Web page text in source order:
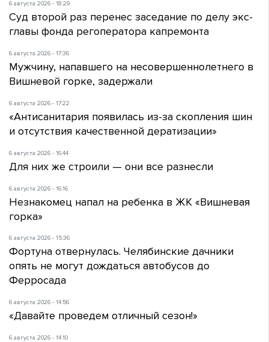
6 августа 2026 - 18:29
Суд второй раз перенес заседание по делу экс-
главы фонда регоператора капремонта
6 августа 2026 - 17:36
Мужчину, напавшего на несовершеннолетнего в
Вишневой горке, задержали
6 августа 2026 - 17:22
«Антисанитария появилась из-за скопления шин
и отсутствия качественной дератизации»
6 августа 2026 - 16:44
Для них же строили — они все разнесли
6 августа 2026 - 16:16
Незнакомец напал на ребенка в ЖК «Вишневая
горка»
6 августа 2026 - 15:36
Фортуна отвернулась. Челябинские дачники
опять не могут дождаться автобусов до
Ферросада
6 августа 2026 - 14:56
«Давайте проведем отличный сезон!»
6 августа 2026 - 14:10